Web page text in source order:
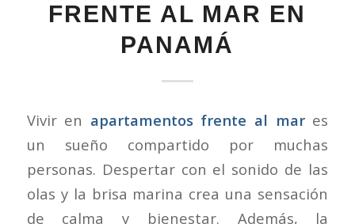
FRENTE AL MAR EN
PANAMÁ
Vivir en apartamentos frente al mares
un sueño compartido por muchas
personas. Despertar con el sonido de las
olas y la brisa marina crea una sensación
de calma y bienestar. Además, la